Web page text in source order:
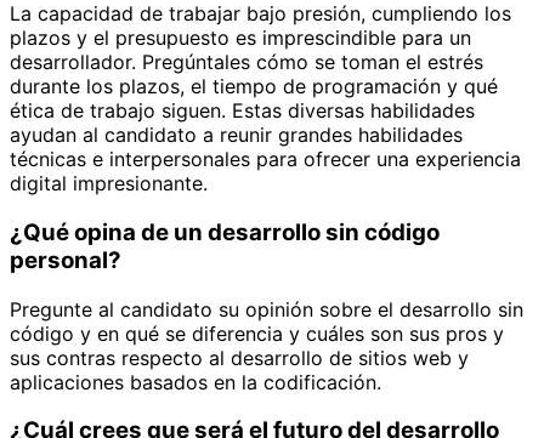
La capacidad de trabajar bajo presión, cumpliendo los
plazos y el presupuesto es imprescindible para un
desarrollador. Pregúntales cómo se toman el estrés
durante los plazos, el tiempo de programación y qué
ética de trabajo siguen. Estas diversas habilidades
ayudan al candidato a reunir grandes habilidades
técnicas e interpersonales para ofrecer una experiencia
digital impresionante.
¿Qué opina de un desarrollo sin código
personal?
Pregunte al candidato su opinión sobre el desarrollo sin
código y en qué se diferencia y cuáles son sus pros y
sus contras respecto al desarrollo de sitios web y
aplicaciones basados en la codificación.
¿Cuál crees que será el futuro del desarrollo